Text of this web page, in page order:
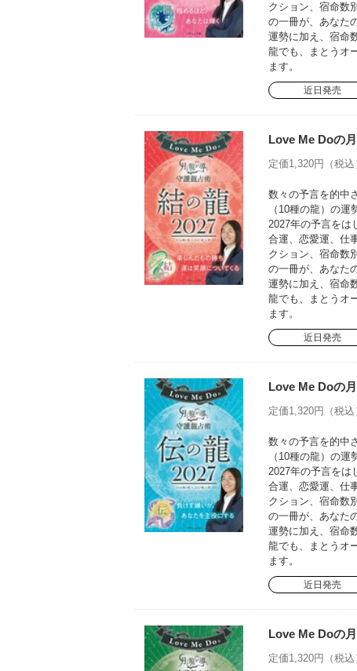
クション、宿命数
の一冊が、あなた
運勢に加え、宿命
龍でも、まとうオ
ます。
近日発売
Love Me Doの
定価1,320円（税
数々の予言を的中
（10種の龍）の
2027年の予言をは
合運、恋愛運、仕
クション、宿命数
の一冊が、あなた
運勢に加え、宿命
龍でも、まとうオ
ます。
近日発売
Love Me Doの
定価1,320円（税
数々の予言を的中
（10種の龍）の
2027年の予言をは
合運、恋愛運、仕
クション、宿命数
の一冊が、あなた
運勢に加え、宿命
龍でも、まとうオ
ます。
近日発売
Love Me Doの
定価1,320円（税